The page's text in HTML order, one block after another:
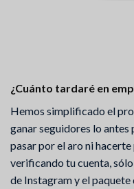
¿Cuánto tardaré en
Hemos simplificado el
ganar seguidores lo
pasar por el aro ni
verificando tu cuenta,
de Instagram y el paquete